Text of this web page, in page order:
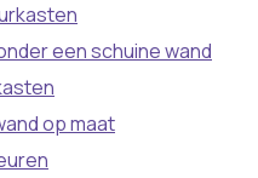
een schuine wand
op maat